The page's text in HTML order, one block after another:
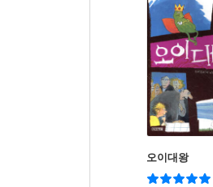
오이대왕